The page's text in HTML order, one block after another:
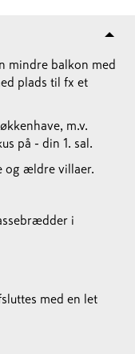
mindre balkon med
plads til fx et
m.v.
på - din 1. sal.
og ældre villaer.
i
med en let